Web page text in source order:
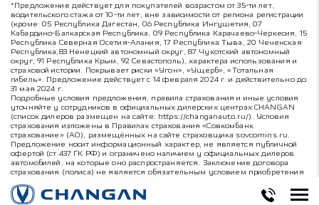
*Предложение действует для покупателей возрастом от 35-ти лет,
водительского стажа от 10-ти лет, вне зависимости от региона регистрации
(кроме: 05 Республика Дагестан, 06 Республика Ингушетия, 07
Кабардино-Балкарская Республика, 09 Республика Карачаево-Черкесия, 15
Республика Северная Осетия-Алания, 17 Республика Тыва, 20 Чеченская
Республика,83 Ненецкий автономный округ, 87 Чукотский автономный
округ, 91 Республика Крым, 92 Севастополь), характера использования и
страховой истории. Покрывает риски «Угон», «Ущерб», «Тотальная
гибель». Предложение действует с 14 февраля 2024 г. и действительно до
31 мая 2024 г.
Подробные условия предложения, правила страхования и иные условия
уточняйте у сотрудников в официальных дилерских центрах CHANGAN
(список дилеров размещен на сайте: https://changanauto.ru/). Условия
страхования изложены в Правилах страхования «Совкомбанк
страхование» (АО), размещённых на сайте страховщика sovcomins.ru.
Предложение носит информационный характер, не является публичной
офертой (ст.437 ГК РФ) и ограничено наличием у официальных дилеров
автомобилей, на которые оно распространяется. Заключение договора
страхования (полиса) не является обязательным условием приобретения
сотрудником страховой компании.
«Совкомбанк страхование» (АО). Лицензии Банка России: СИ №1675.